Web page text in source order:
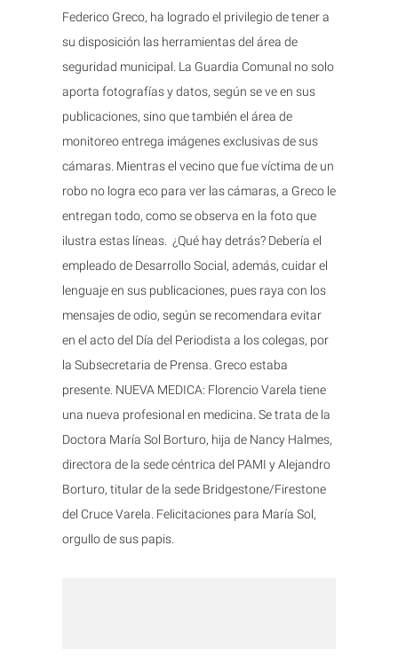
Federico Greco, ha logrado el privilegio de tener a
su disposición las herramientas del área de
seguridad municipal. La Guardia Comunal no solo
aporta fotografías y datos, según se ve en sus
publicaciones, sino que también el área de
monitoreo entrega imágenes exclusivas de sus
cámaras. Mientras el vecino que fue víctima de un
robo no logra eco para ver las cámaras, a Greco le
entregan todo, como se observa en la foto que
ilustra estas líneas. ¿Qué hay detrás? Debería el
empleado de Desarrollo Social, además, cuidar el
lenguaje en sus publicaciones, pues raya con los
mensajes de odio, según se recomendara evitar
en el acto del Día del Periodista a los colegas, por
la Subsecretaria de Prensa. Greco estaba
presente. NUEVA MEDICA: Florencio Varela tiene
una nueva profesional en medicina. Se trata de la
Doctora María Sol Borturo, hija de Nancy Halmes,
directora de la sede céntrica del PAMI y Alejandro
Borturo, titular de la sede Bridgestone/Firestone
del Cruce Varela. Felicitaciones para María Sol,
orgullo de sus papis.